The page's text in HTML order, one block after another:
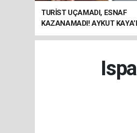
TURİST UÇAMADI, ESNAF
KAZANAMADI! AYKUT
"BAGAJ HAKKI" ÇAĞRISI